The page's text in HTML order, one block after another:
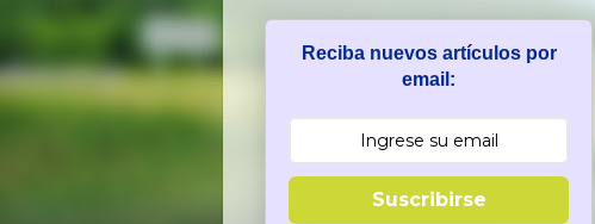
Reciba nuevos artículos por
email:
Suscribirse